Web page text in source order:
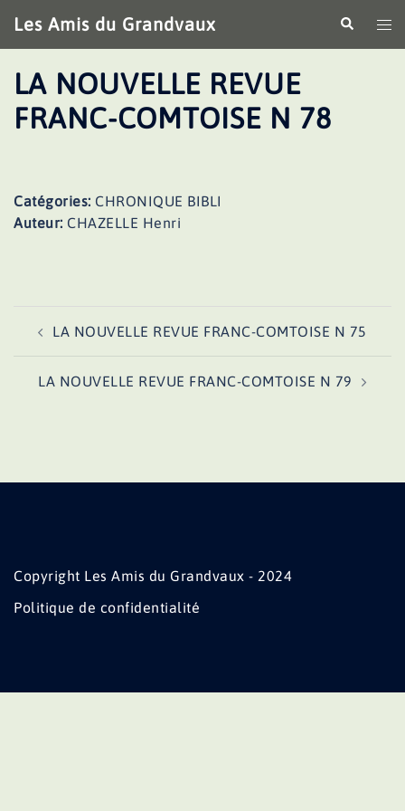
au
contenu
Les Amis du Grandvaux
le
LA NOUVELLE REVUE
FRANC-COMTOISE N 78
Catégories: CHRONIQUE BIBLI
Auteur: CHAZELLE Henri
d’article
LA NOUVELLE REVUE FRANC-COMTOISE N 75
LA NOUVELLE REVUE FRANC-COMTOISE N 79
Copyright Les Amis du Grandvaux - 2024
Politique de confidentialité